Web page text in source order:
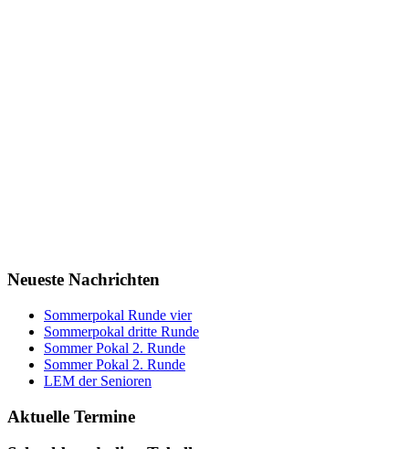
Neueste Nachrichten
Sommerpokal Runde vier
Sommerpokal dritte Runde
Sommer Pokal 2. Runde
Sommer Pokal 2. Runde
LEM der Senioren
Aktuelle Termine